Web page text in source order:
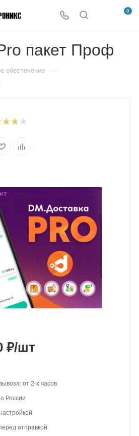
0
пакет Проф
обеспечение —
₽/шт
от 2-х часов
России
отправкой